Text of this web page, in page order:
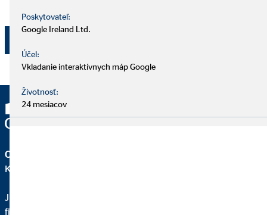
OVB Allfinanz Slovensko a.s.
Kancelária | Nové Mesto nad Váhom
Juraj Masár
finančný expert pre OVB
Poskytovateľ:
Google Ireland Ltd.
Účel:
Vkladanie interaktívnych máp Google
Životnosť:
24 mesiacov